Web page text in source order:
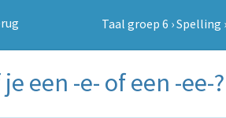
Taal groep 6 ›Spelling ›
een -e- of een -ee-